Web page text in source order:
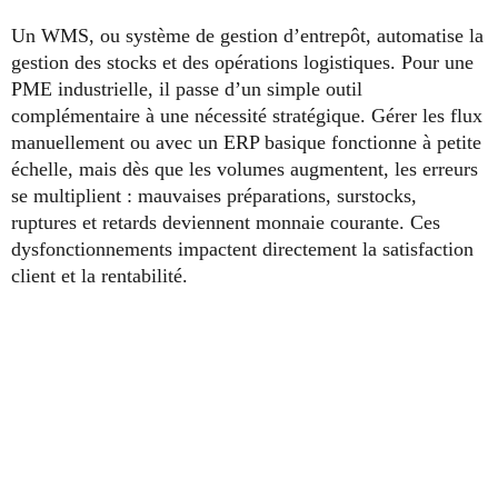
Un WMS, ou système de gestion d’entrepôt, automatise la
gestion des stocks et des opérations logistiques. Pour une
PME industrielle, il passe d’un simple outil
complémentaire à une nécessité stratégique. Gérer les flux
manuellement ou avec un ERP basique fonctionne à petite
échelle, mais dès que les volumes augmentent, les erreurs
se multiplient : mauvaises préparations, surstocks,
ruptures et retards deviennent monnaie courante. Ces
dysfonctionnements impactent directement la satisfaction
client et la rentabilité.